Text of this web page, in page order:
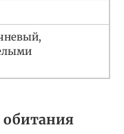
обитания